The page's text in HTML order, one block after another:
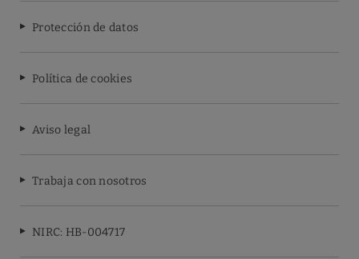
Protección de datos
Política de cookies
Aviso legal
Trabaja con nosotros
NIRC: HB-004717